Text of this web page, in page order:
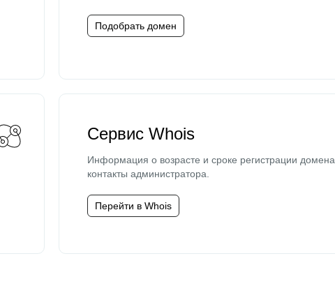
Подобрать домен
Сервис Whois
Информация о возрасте и сроке регистрации домена,
контакты администратора.
Перейти в Whois